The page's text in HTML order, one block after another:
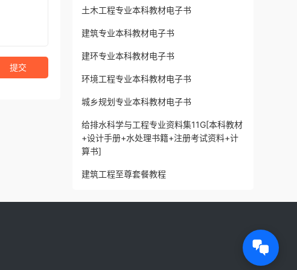
提交
土木工程专业本科教材电子书
建筑专业本科教材电子书
建环专业本科教材电子书
环境工程专业本科教材电子书
城乡规划专业本科教材电子书
给排水科学与工程专业资料集11G[本科教材
+设计手册+水处理书籍+注册考试资料+计
算书]
建筑工程至尊套餐教程